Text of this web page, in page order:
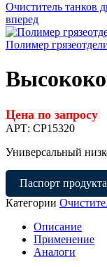
Очиститель танков
вперед
Полимер
Цена по запросу
АРТ: CP15320
Универсальный
Паспорт продукта
Категории
Описание
Применение
Аналоги